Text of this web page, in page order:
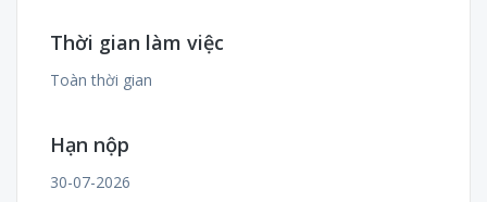
Thời gian làm việc
Toàn thời gian
Hạn nộp
30-07-2026